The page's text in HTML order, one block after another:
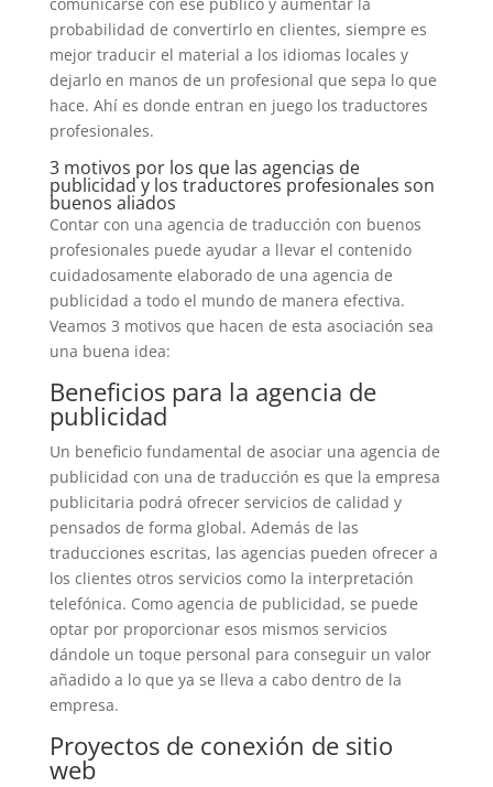
probabilidad de convertirlo en clientes, siempre es
mejor traducir el material a los idiomas locales y
dejarlo en manos de un profesional que sepa lo que
hace. Ahí es donde entran en juego los traductores
profesionales.
3 motivos por los que las agencias de
publicidad y los traductores profesionales son
buenos aliados
Contar con una agencia de traducción con buenos
profesionales puede ayudar a llevar el contenido
cuidadosamente elaborado de una agencia de
publicidad a todo el mundo de manera efectiva.
Veamos 3 motivos que hacen de esta asociación sea
una buena idea:
Beneficios para la agencia de
publicidad
Un beneficio fundamental de asociar una agencia de
publicidad con una de traducción es que la empresa
publicitaria podrá ofrecer servicios de calidad y
pensados de forma global. Además de las
traducciones escritas, las agencias pueden ofrecer a
los clientes otros servicios como la interpretación
telefónica. Como agencia de publicidad, se puede
optar por proporcionar esos mismos servicios
dándole un toque personal para conseguir un valor
añadido a lo que ya se lleva a cabo dentro de la
empresa.
Proyectos de conexión de sitio
web